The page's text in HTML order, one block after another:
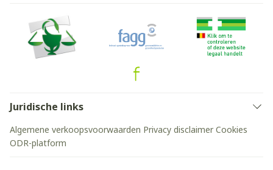
Juridische links
Algemene verkoopsvoorwaarden Privacy disclaimer Cookies
ODR-platform